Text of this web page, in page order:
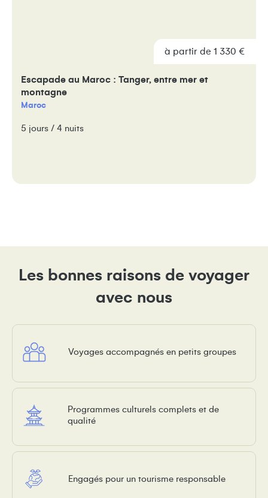
à partir de 1 330 €
à partir de 1 330 €
Escapade au Maroc : Tanger, entre mer et
montagne
Maroc
5 jours / 4 nuits
Les bonnes raisons de voyager
avec nous
Voyages accompagnés en petits groupes
Programmes culturels complets et de
qualité
Engagés pour un tourisme responsable